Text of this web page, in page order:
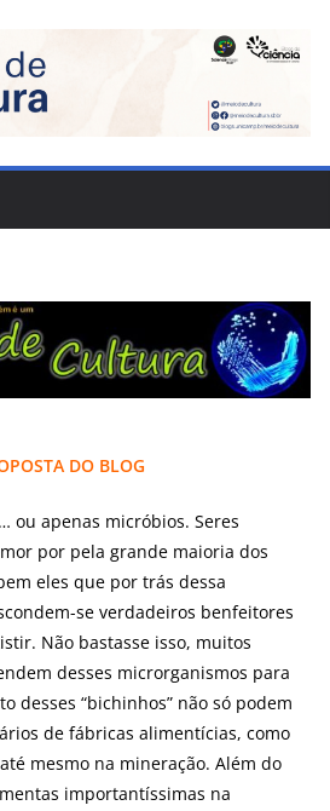
de ferramentas
DO BLOG
ou apenas micróbios. Seres
por pela grande maioria dos
eles que por trás dessa
se verdadeiros benfeitores
Não bastasse isso, muitos
desses microrganismos para
desses “bichinhos” não só podem
de fábricas alimentícias, como
mesmo na mineração. Além do
importantíssimas na